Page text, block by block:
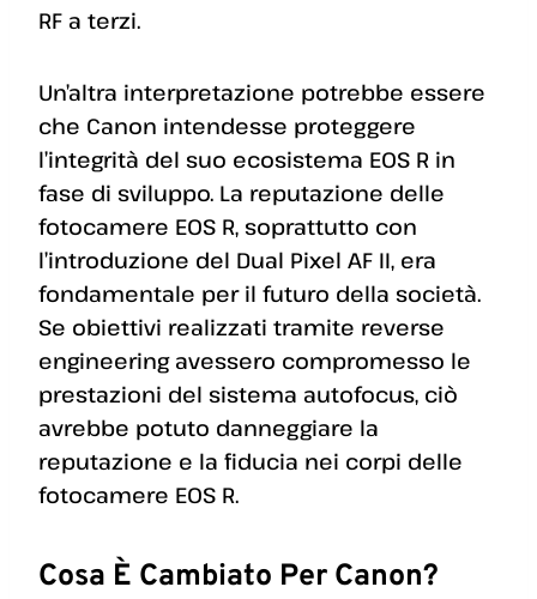
RF a terzi.
Un’altra interpretazione potrebbe essere
che Canon intendesse proteggere
l’integrità del suo ecosistema EOS R in
fase di sviluppo. La reputazione delle
fotocamere EOS R, soprattutto con
l’introduzione del Dual Pixel AF II, era
fondamentale per il futuro della società.
Se obiettivi realizzati tramite reverse
engineering avessero compromesso le
prestazioni del sistema autofocus, ciò
avrebbe potuto danneggiare la
reputazione e la fiducia nei corpi delle
fotocamere EOS R.
Cosa È Cambiato Per Canon?